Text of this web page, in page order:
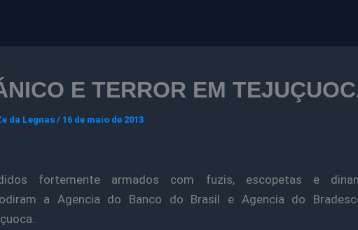
E TERROR EM
da Legnas / 16 de maio de 2013
fortemente armados com fuzis, escopetas e
a Agencia do Banco do Brasil e Agencia do